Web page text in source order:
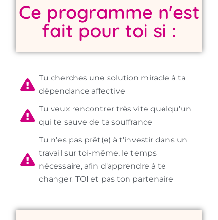
Ce programme n'est
fait pour toi si :
Tu cherches une solution miracle à ta
dépendance affective
Tu veux rencontrer très vite quelqu'un
qui te sauve de ta souffrance
Tu n'es pas prêt(e) à t'investir dans un
travail sur toi-même, le temps
nécessaire, afin d'apprendre à te
changer, TOI et pas ton partenaire